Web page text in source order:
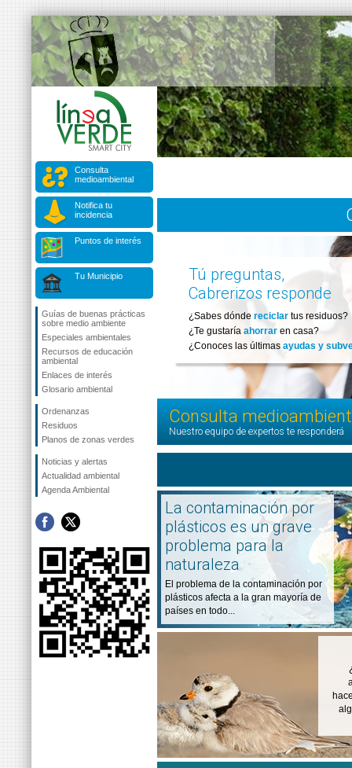
Consulta
medioambiental
Notifica tu
incidencia
Puntos de interés
Tu Municipio
Guías de buenas prácticas
sobre medio ambiente
Especiales ambientales
Recursos de educación
ambiental
Enlaces de interés
Glosario ambiental
Ordenanzas
Residuos
Planos de zonas verdes
Noticias y alertas
Actualidad ambiental
Agenda Ambiental
Tú preguntas,
Cabrerizos responde
¿Sabes dónde reciclar tus residuos?
¿Te gustaría ahorrar en casa?
¿Conoces las últimas ayudas y
Consulta
Nuestro equipo de expertos te responderá
La contaminación por
plásticos es un grave
problema para la
naturaleza
El problema de la contaminación por
plásticos afecta a la gran mayoría de
países en todo...